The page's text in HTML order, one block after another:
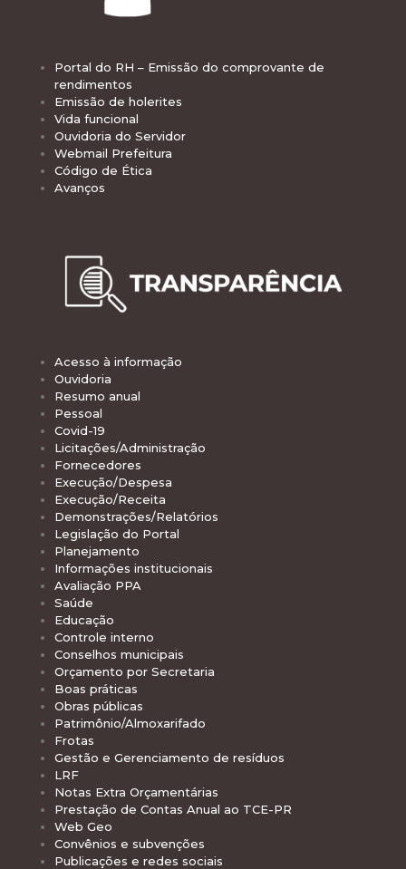
Portal do RH – Emissão do comprovante de
rendimentos
Emissão de holerites
Vida funcional
Ouvidoria do Servidor
Webmail Prefeitura
Código de Ética
Avanços
Acesso à informação
Ouvidoria
Resumo anual
Pessoal
Covid-19
Licitações/Administração
Fornecedores
Execução/Despesa
Execução/Receita
Demonstrações/Relatórios
Legislação do Portal
Planejamento
Informações institucionais
Avaliação PPA
Saúde
Educação
Controle interno
Conselhos municipais
Orçamento por Secretaria
Boas práticas
Obras públicas
Patrimônio/Almoxarifado
Frotas
Gestão e Gerenciamento de resíduos
LRF
Notas Extra Orçamentárias
Prestação de Contas Anual ao TCE-PR
Web Geo
Convênios e subvenções
Publicações e redes sociais